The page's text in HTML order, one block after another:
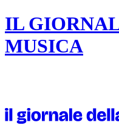
IL
MUSICA